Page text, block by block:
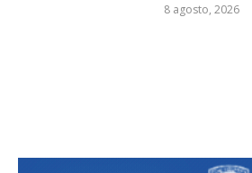
8 agosto, 2026